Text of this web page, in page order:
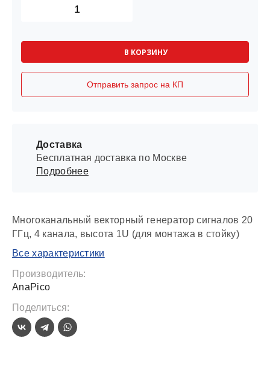
Многоканальный векторный генератор сигналов 20
ГГц, 4 канала, высота 1U (для монтажа в стойку)
Все характеристики
Производитель:
AnaPico
Поделиться:
В КОРЗИНУ
Отправить запрос на КП
Доставка
Бесплатная доставка по Москве
Подробнее